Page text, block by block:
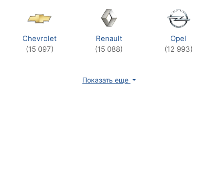
Chevrolet
(15 097)
Renault
(15 088)
Opel
(12 993)
Показать еще